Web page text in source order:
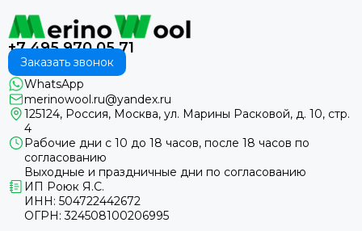
MacCarrain
Sisi
Omsa
Island Cup
Filodoro
AT Scooters
Extreme Intimo
Milliner
Obsessive
Livia Corsetti
U.S Polo Assn
+7 495 970 05 71
Заказать звонок
WhatsApp
merinowool.ru@yandex.ru
125124, Россия, Москва, ул. Марины Расковой, д. 10, стр.
4
Рабочие дни с 10 до 18 часов, после 18 часов по
согласованию
Выходные и праздничные дни по согласованию
ИП Роюк Я.С.
ИНН: 504722442672
ОГРН: 324508100206995